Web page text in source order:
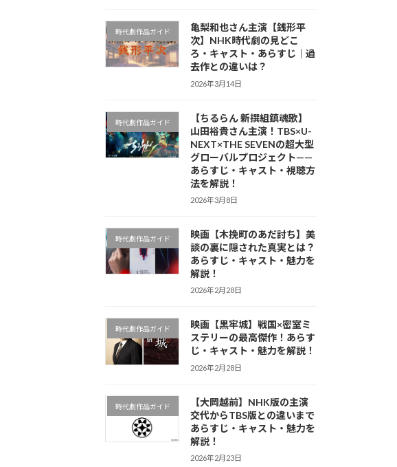
時代劇作品ガイド
亀梨和也さん主演【銭形平
次】NHK時代劇の見どこ
ろ・キャスト・あらすじ｜過
去作との違いは？
2026年3月14日
時代劇作品ガイド
【ちるらん 新撰組鎮魂歌】
山田裕貴さん主演！TBS×U-
NEXT×THE SEVENの超大型
グローバルプロジェクト——
あらすじ・キャスト・視聴方
法を解説！
2026年3月8日
時代劇作品ガイド
映画【木挽町のあだ討ち】美
談の裏に隠された真実とは？
あらすじ・キャスト・魅力を
解説！
2026年2月28日
時代劇作品ガイド
映画【黒牢城】戦国×密室ミ
ステリーの最高傑作！あらす
じ・キャスト・魅力を解説！
2026年2月28日
時代劇作品ガイド
【大岡越前】NHK版の主演
交代からTBS版との違いまで
あらすじ・キャスト・魅力を
解説！
2026年2月23日